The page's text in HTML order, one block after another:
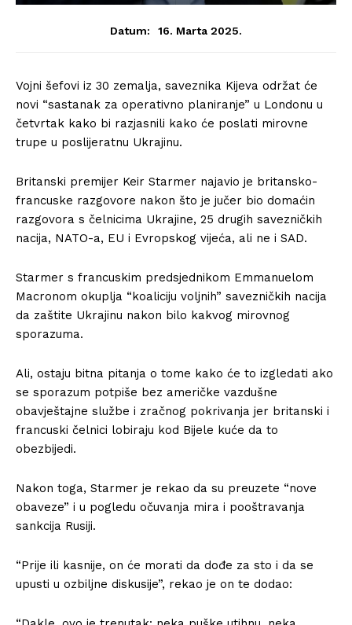
Datum: 16. Marta 2025.
Vojni šefovi iz 30 zemalja, saveznika Kijeva održat će
novi “sastanak za operativno planiranje” u Londonu u
četvrtak kako bi razjasnili kako će poslati mirovne
trupe u poslijeratnu Ukrajinu.
Britanski premijer Keir Starmer najavio je britansko-
francuske razgovore nakon što je jučer bio domaćin
razgovora s čelnicima Ukrajine, 25 drugih savezničkih
nacija, NATO-a, EU i Evropskog vijeća, ali ne i SAD.
Starmer s francuskim predsjednikom Emmanuelom
Macronom okuplja “koaliciju voljnih” savezničkih nacija
da zaštite Ukrajinu nakon bilo kakvog mirovnog
sporazuma.
Ali, ostaju bitna pitanja o tome kako će to izgledati ako
se sporazum potpiše bez američke vazdušne
obavještajne službe i zračnog pokrivanja jer britanski i
francuski čelnici lobiraju kod Bijele kuće da to
obezbijedi.
Nakon toga, Starmer je rekao da su preuzete “nove
obaveze” i u pogledu očuvanja mira i pooštravanja
sankcija Rusiji.
“Prije ili kasnije, on će morati da dođe za sto i da se
upusti u ozbiljne diskusije”, rekao je on te dodao: